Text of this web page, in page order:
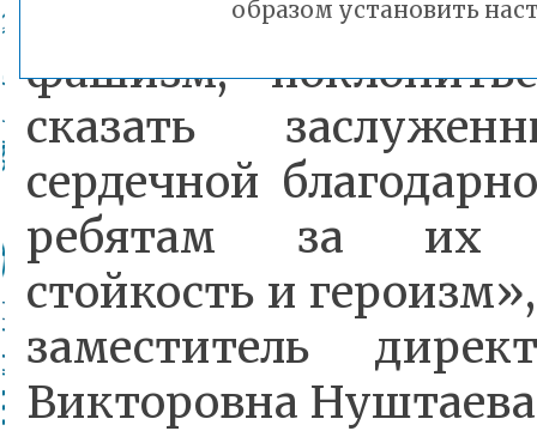
дедов и прадедов,
фашизм,
сказать
сердечной
ребятам за их
стойкость и
заместитель
Викторовна
образом установить